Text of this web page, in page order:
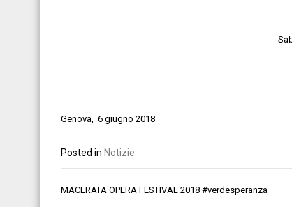
Genova, 6 giugno 2018
Posted in Notizie
Navigazione
MACERATA OPERA FESTIVAL 2018 #verdesperanza